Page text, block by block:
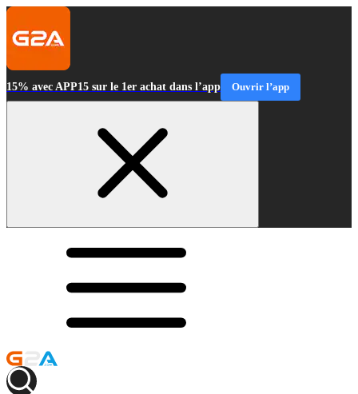
15% avec APP15 sur le 1er achat dans l’app Ouvrir l’app